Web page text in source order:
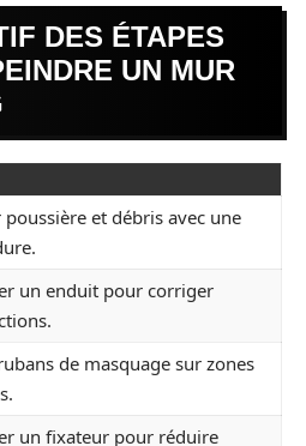
DES ÉTAPES
UN MUR
poussière et débris avec une
un enduit pour corriger
de masquage sur zones
un fixateur pour réduire